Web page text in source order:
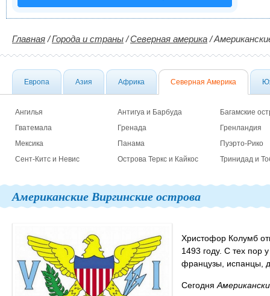
Главная /Города и страны /Северная америка /
Европа Азия Африка Северная Америка
Ангилья Антигуа и Барбуда
Багамские
Гватемала
Гренада
Гренландия
Мексика
Панама
Пуэрто-Рико
Сент-Китс и Невис
Острова Теркс и Кайкос Тринидад и
Американские Виргинские острова
Христофор Колумб
1493 году. С тех пор
французы, испанцы,
Сегодня